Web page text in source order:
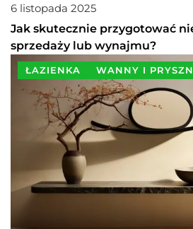
6 listopada 2025
Jak skutecznie przygotować
sprzedaży lub wynajmu?
ŁAZIENKA WANNY I